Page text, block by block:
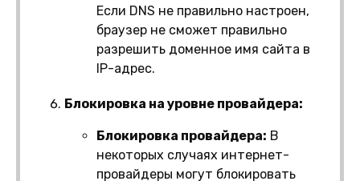
Если DNS не правильно настроен,
браузер не сможет правильно
разрешить доменное имя сайта в
IP-адрес.
Блокировка на уровне провайдера:
Блокировка провайдера: В
некоторых случаях интернет-
провайдеры могут блокировать